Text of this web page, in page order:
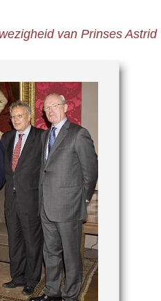
van Prinses Astrid